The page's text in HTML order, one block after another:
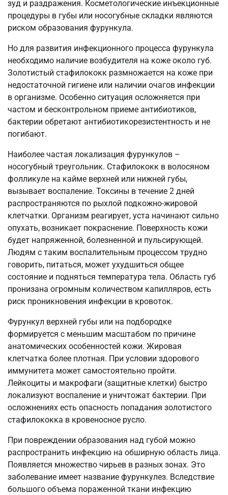
зуд и раздражения. Косметологические инъекционные
процедуры в губы или носогубные складки являются
риском образования фурункула.
Но для развития инфекционного процесса фурункула
необходимо наличие возбудителя на коже около губ.
Золотистый стафилококк размножается на коже при
недостаточной гигиене или наличии очагов инфекции
в организме. Особенно ситуация осложняется при
частом и бесконтрольном приеме антибиотиков,
бактерии обретают антибиотикорезистентность и не
погибают.
Наиболее частая локализация фурункулов –
носогубный треугольник. Стафилококк в волосяном
фолликуле на кайме верхней или нижней губы,
вызывает воспаление. Токсины в течение 2 дней
распространяются по рыхлой подкожно-жировой
клетчатки. Организм реагирует, уста начинают сильно
опухать, возникает покраснение. Поверхность кожи
будет напряженной, болезненной и пульсирующей.
Людям с таким воспалительным процессом трудно
говорить, питаться, может ухудшиться общее
состояние и подняться температура тела. Область губ
пронизана огромным количеством капилляров, есть
риск проникновения инфекции в кровоток.
Фурункул верхней губы или на подбородке
формируется с меньшим масштабом по причине
анатомических особенностей кожи. Жировая
клетчатка более плотная. При условии здорового
иммунитета может самостоятельно пройти.
Лейкоциты и макрофаги (защитные клетки) быстро
локализуют воспаление и уничтожат бактерии. При
осложнениях есть опасность попадания золотистого
стафилококка в кровеносное русло.
При повреждении образования над губой можно
распространить инфекцию на обширную область лица.
Появляется множество чирьев в разных зонах. Это
заболевание имеет название фурункулез. Вследствие
большого объема пораженной ткани инфекцию